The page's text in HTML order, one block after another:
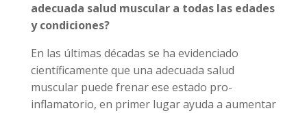
adecuada salud muscular a todas las edades
y condiciones?
En las últimas décadas se ha evidenciado
científicamente que una adecuada salud
muscular puede frenar ese estado pro-
inflamatorio, en primer lugar ayuda a aumentar